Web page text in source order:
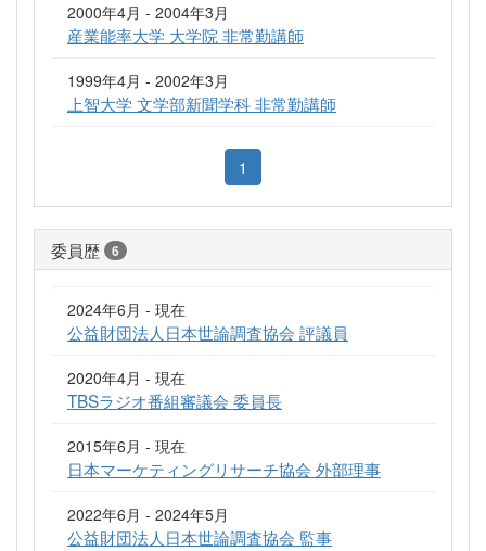
2000年4月 - 2004年3月
産業能率大学 大学院 非常勤講師
1999年4月 - 2002年3月
上智大学 文学部新聞学科 非常勤講師
1
委員歴 6
2024年6月 - 現在
公益財団法人日本世論調査協会 評議員
2020年4月 - 現在
TBSラジオ番組審議会 委員長
2015年6月 - 現在
日本マーケティングリサーチ協会 外部理事
2022年6月 - 2024年5月
公益財団法人日本世論調査協会 監事